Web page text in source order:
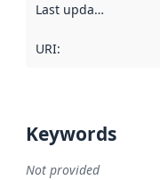
Last updated
URI:
Keywords
Not provided